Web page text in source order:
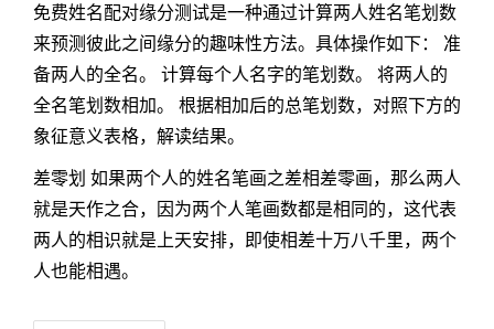
免费姓名配对缘分测试是一种通过计算两人姓名笔划数
来预测彼此之间缘分的趣味性方法。具体操作如下： 准
备两人的全名。 计算每个人名字的笔划数。 将两人的
全名笔划数相加。 根据相加后的总笔划数，对照下方的
象征意义表格，解读结果。
差零划 如果两个人的姓名笔画之差相差零画，那么两人
就是天作之合，因为两个人笔画数都是相同的，这代表
两人的相识就是上天安排，即使相差十万八千里，两个
人也能相遇。